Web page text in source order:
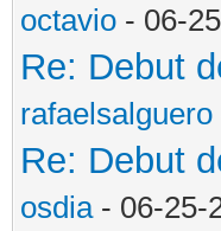
octavio - 06-
Re: Debut
rafaelsalguero
Re: Debut
osdia- 06-25-